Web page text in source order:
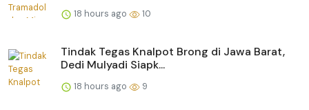
18 hours ago 10
Tindak Tegas Knalpot Brong di Jawa Barat,
Dedi Mulyadi Siapk...
18 hours ago 9